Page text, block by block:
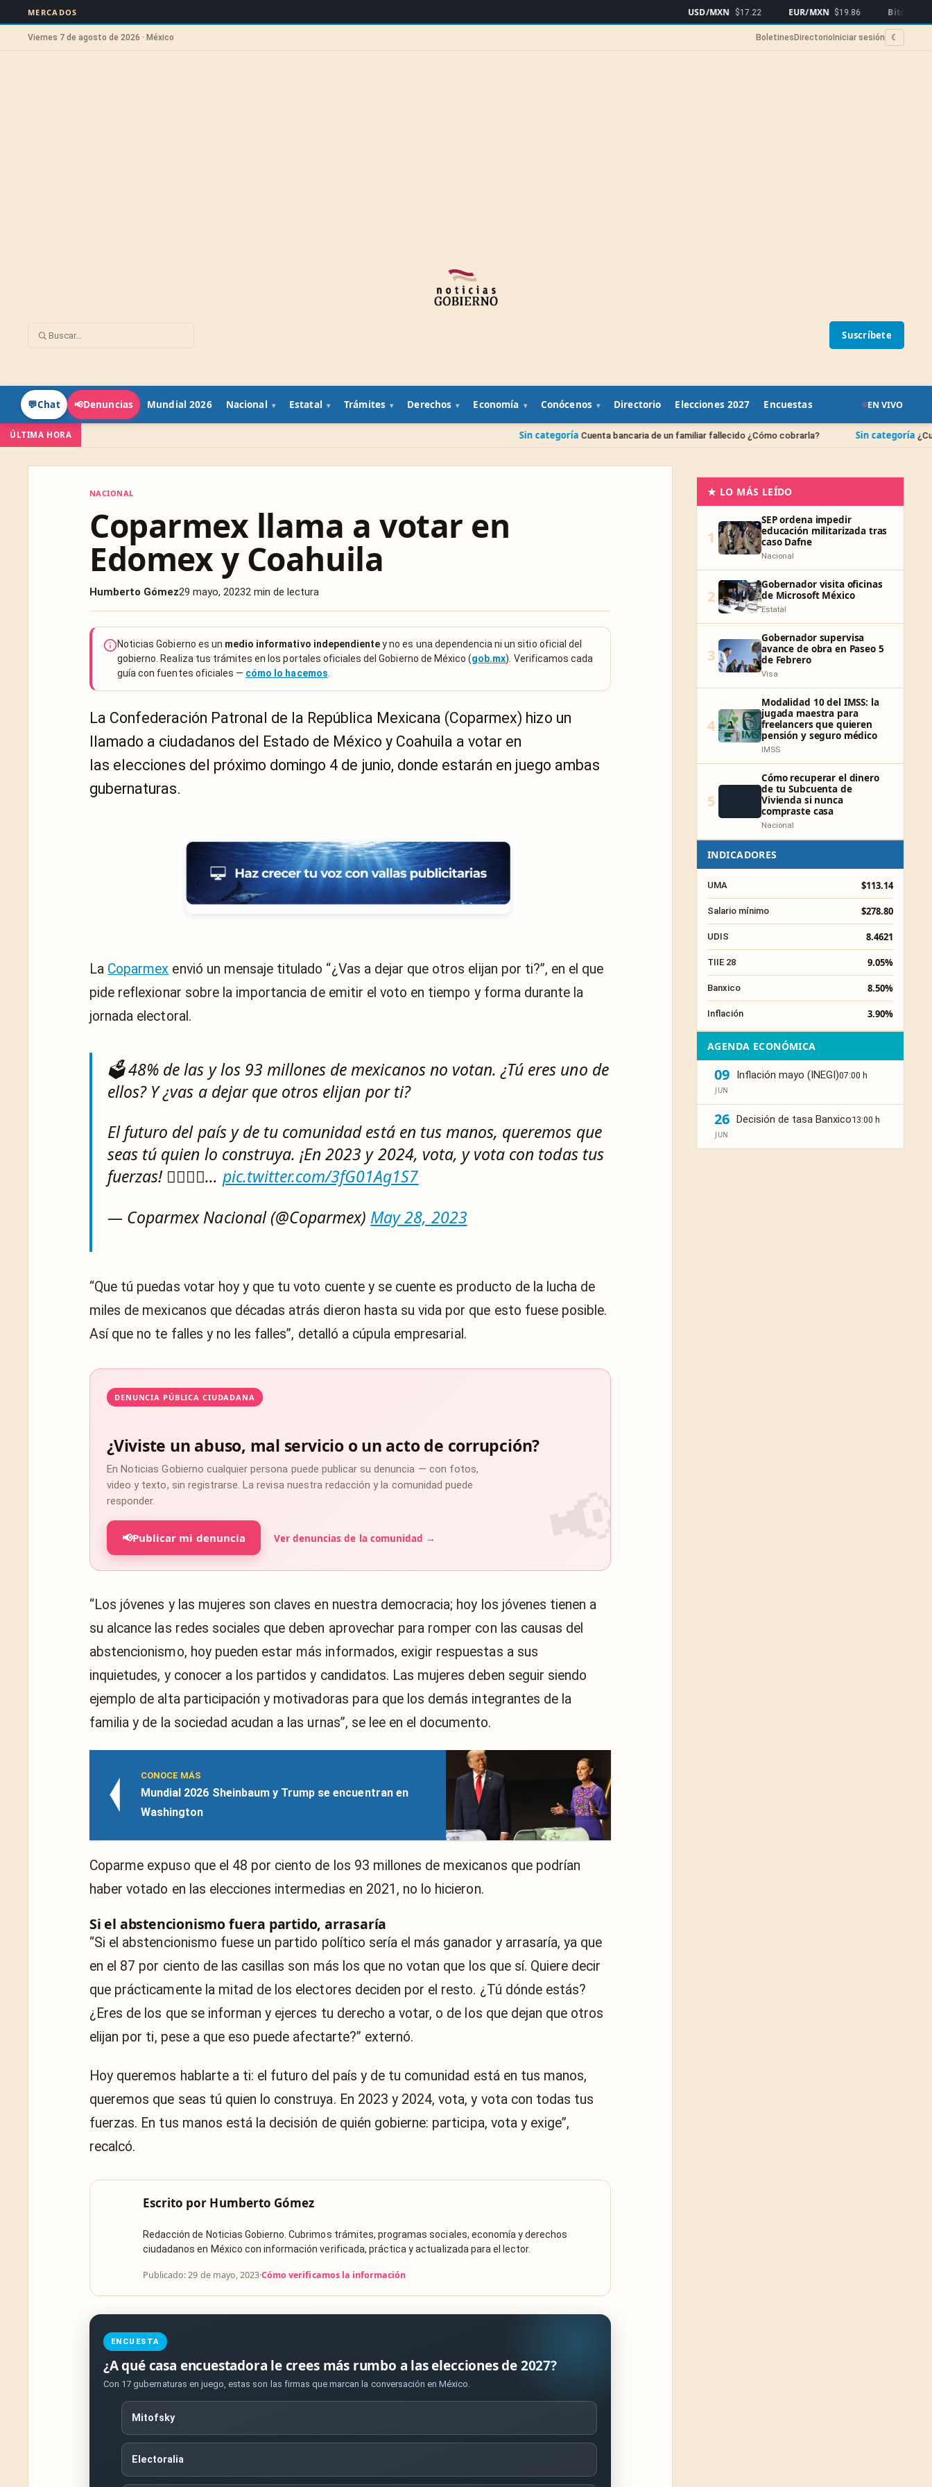
MERCADOS USD/MXN $17.22 EUR/MXN $19.86 Bitcoin $64,920
Viernes 7 de agosto de 2026 · México Boletines Directorio Iniciar sesión ☾
Suscríbete
💬Chat 📢Denuncias Mundial 2026 Nacional Estatal Trámites Derechos Economía Conócenos Directorio Elecciones 2027 Encuestas EN VIVO
ÚLTIMA HORA Cuenta bancaria de un familiar fallecido ¿Cómo cobrarla? Sin categoría ¿Cuándo se borran
NACIONAL
Coparmex llama a votar en
Edomex y Coahuila
Humberto Gómez29 mayo, 20232 min de lectura
Noticias Gobierno es un medio informativo independientey no es una dependencia ni un sitio oficial del
gobierno. Realiza tus trámites en los portales oficiales del Gobierno de México (gob.mx). Verificamos cada
guía con fuentes oficiales — cómo lo hacemos
La Confederación Patronal de la República Mexicana (Coparmex) hizo un
llamado a ciudadanos del Estado de México y Coahuila a votar en
las elecciones del próximo domingo 4 de junio, donde estarán en juego ambas
gubernaturas.
La Coparmex envió un mensaje titulado “¿Vas a dejar que otros elijan por ti?”, en el que
pide reflexionar sobre la importancia de emitir el voto en tiempo y forma durante la
jornada electoral.
🗳️ 48% de las y los 93 millones de mexicanos no votan. ¿Tú eres uno de
ellos? Y ¿vas a dejar que otros elijan por ti?
El futuro del país y de tu comunidad está en tus manos, queremos que
seas tú quien lo construya. ¡En 2023 y 2024, vota, y vota con todas tus
fuerzas! 🙋‍♀️🙋‍♂️… pic.twitter.com/3fG01Ag1S7
— Coparmex Nacional (@Coparmex) May 28, 2023
“Que tú puedas votar hoy y que tu voto cuente y se cuente es producto de la lucha de
miles de mexicanos que décadas atrás dieron hasta su vida por que esto fuese posible.
Así que no te falles y no les falles”, detalló a cúpula empresarial.
DENUNCIA PÚBLICA CIUDADANA
¿Viviste un abuso, mal servicio o un acto de corrupción?
En Noticias Gobierno cualquier persona puede publicar su denuncia — con fotos,
video y texto, sin registrarse. La revisa nuestra redacción y la comunidad puede
responder.
📢Publicar mi denuncia Ver denuncias de la comunidad →
“Los jóvenes y las mujeres son claves en nuestra democracia; hoy los jóvenes tienen a
su alcance las redes sociales que deben aprovechar para romper con las causas del
abstencionismo, hoy pueden estar más informados, exigir respuestas a sus
inquietudes, y conocer a los partidos y candidatos. Las mujeres deben seguir siendo
ejemplo de alta participación y motivadoras para que los demás integrantes de la
familia y de la sociedad acudan a las urnas”, se lee en el documento.
CONOCE MÁS
Mundial 2026 Sheinbaum y Trump se encuentran en
Washington
Coparme expuso que el 48 por ciento de los 93 millones de mexicanos que podrían
haber votado en las elecciones intermedias en 2021, no lo hicieron.
Si el abstencionismo fuera partido, arrasaría
“Si el abstencionismo fuese un partido político sería el más ganador y arrasaría, ya que
en el 87 por ciento de las casillas son más los que no votan que los que sí. Quiere decir
que prácticamente la mitad de los electores deciden por el resto. ¿Tú dónde estás?
¿Eres de los que se informan y ejerces tu derecho a votar, o de los que dejan que otros
elijan por ti, pese a que eso puede afectarte?” externó.
Hoy queremos hablarte a ti: el futuro del país y de tu comunidad está en tus manos,
queremos que seas tú quien lo construya. En 2023 y 2024, vota, y vota con todas tus
fuerzas. En tus manos está la decisión de quién gobierne: participa, vota y exige”,
recalcó.
Escrito por Humberto Gómez
Redacción de Noticias Gobierno. Cubrimos trámites, programas sociales, economía y derechos
ciudadanos en México con información verificada, práctica y actualizada para el lector.
Publicado: 29 de mayo, 2023·Cómo verificamos la información
ENCUESTA
¿A qué casa encuestadora le crees más rumbo a las elecciones de 2027?
Con 17 gubernaturas en juego, estas son las firmas que marcan la conversación en México.
Mitofsky
Electoralia
★ LO MÁS LEÍDO
1
SEP ordena impedir
educación militarizada tras
caso Dafne
Nacional
2
Gobernador visita oficinas
de Microsoft México
Estatal
3
Gobernador supervisa
avance de obra en Paseo 5
de Febrero
Visa
4
Modalidad 10 del IMSS: la
jugada maestra para
freelancers que quieren
pensión y seguro médico
IMSS
5
Cómo recuperar el dinero
de tu Subcuenta de
Vivienda si nunca
compraste casa
Nacional
INDICADORES
UMA $113.14
Salario mínimo $278.80
UDIS 8.4621
TIIE 28 9.05%
Banxico 8.50%
Inflación 3.90%
AGENDA ECONÓMICA
09
JUN
Inflación mayo (INEGI)07:00 h
26
JUN
Decisión de tasa Banxico13:00 h